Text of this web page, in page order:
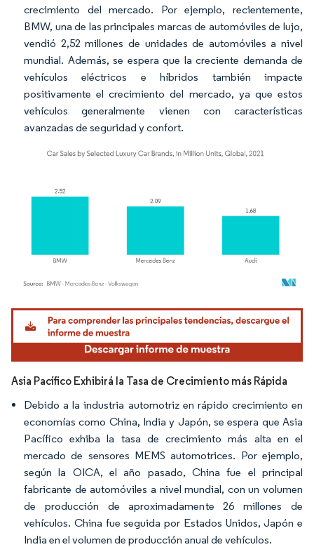
crecimiento del mercado. Por ejemplo, recientemente,
BMW, una de las principales marcas de automóviles de lujo,
vendió 2,52 millones de unidades de automóviles a nivel
mundial. Además, se espera que la creciente demanda de
vehículos eléctricos e híbridos también impacte
positivamente el crecimiento del mercado, ya que estos
vehículos generalmente vienen con características
avanzadas de seguridad y confort.
Imagen © Mordor Intelligence. El uso requiere atribución según CC BY 4.0.
Asia Pacífico Exhibirá la Tasa de Crecimiento más Rápida
Debido a la industria automotriz en rápido crecimiento en
economías como China, India y Japón, se espera que Asia
Pacífico exhiba la tasa de crecimiento más alta en el
mercado de sensores MEMS automotrices. Por ejemplo,
según la OICA, el año pasado, China fue el principal
fabricante de automóviles a nivel mundial, con un volumen
de producción de aproximadamente 26 millones de
vehículos. China fue seguida por Estados Unidos, Japón e
India en el volumen de producción anual de vehículos.